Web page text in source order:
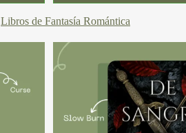
Libros de Fantasía Romántica